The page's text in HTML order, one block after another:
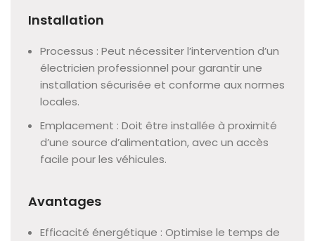
Installation
Processus : Peut nécessiter l’intervention d’un
électricien professionnel pour garantir une
installation sécurisée et conforme aux normes
locales.
Emplacement : Doit être installée à proximité
d’une source d’alimentation, avec un accès
facile pour les véhicules.
Avantages
Efficacité énergétique : Optimise le temps de